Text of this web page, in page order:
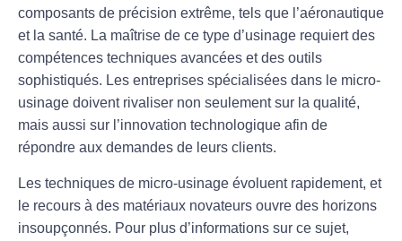
composants de précision extrême, tels que l’aéronautique
et la santé. La maîtrise de ce type d’usinage requiert des
compétences techniques avancées et des outils
sophistiqués. Les entreprises spécialisées dans le micro-
usinage doivent rivaliser non seulement sur la qualité,
mais aussi sur l’innovation technologique afin de
répondre aux demandes de leurs clients.
Les techniques de micro-usinage évoluent rapidement, et
le recours à des matériaux novateurs ouvre des horizons
insoupçonnés. Pour plus d’informations sur ce sujet,